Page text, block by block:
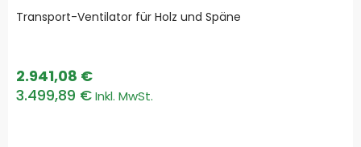
Transport-Ventilator für Holz und Späne
3.499,89 €
2.941,08 €